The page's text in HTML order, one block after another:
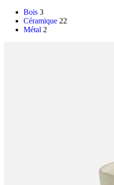
Bois 3
Céramique 22
Métal 2